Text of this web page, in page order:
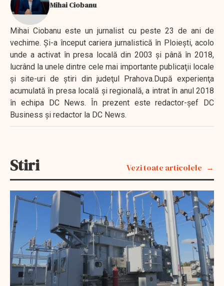
Mihai Ciobanu
Mihai Ciobanu este un jurnalist cu peste 23 de ani de
vechime. Şi-a început cariera jurnalistică în Ploieşti, acolo
unde a activat în presa locală din 2003 şi până în 2018,
lucrând la unele dintre cele mai importante publicaţii locale
şi site-uri de ştiri din judeţul Prahova.După experienţa
acumulată în presa locală şi regională, a intrat în anul 2018
în echipa DC News. În prezent este redactor-şef DC
Business şi redactor la DC News.
Stiri Vezi toate articolele